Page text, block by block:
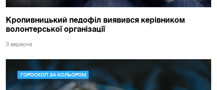
Кропивницький педофіл виявився керівником
волонтерської організації
3 вересня
ГОРОСКОП ЗА КОЛЬОРОМ